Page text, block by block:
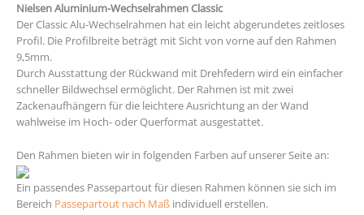
Nielsen Aluminium-Wechselrahmen Classic
Der Classic Alu-Wechselrahmen hat ein leicht abgerundetes zeitloses
Profil. Die Profilbreite beträgt mit Sicht von vorne auf den Rahmen
9,5mm.
Durch Ausstattung der Rückwand mit Drehfedern wird ein einfacher
schneller Bildwechsel ermöglicht. Der Rahmen ist mit zwei
Zackenaufhängern für die leichtere Ausrichtung an der Wand
wahlweise im Hoch- oder Querformat ausgestattet.
Den Rahmen bieten wir in folgenden Farben auf unserer Seite an:
Ein passendes Passepartout für diesen Rahmen können sie sich im
Bereich Passepartout nach Maß individuell erstellen.